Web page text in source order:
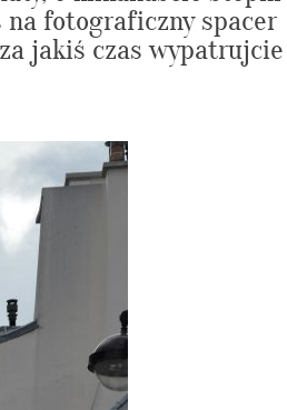
fotograficzny spacer
jakiś czas wypatrujcie